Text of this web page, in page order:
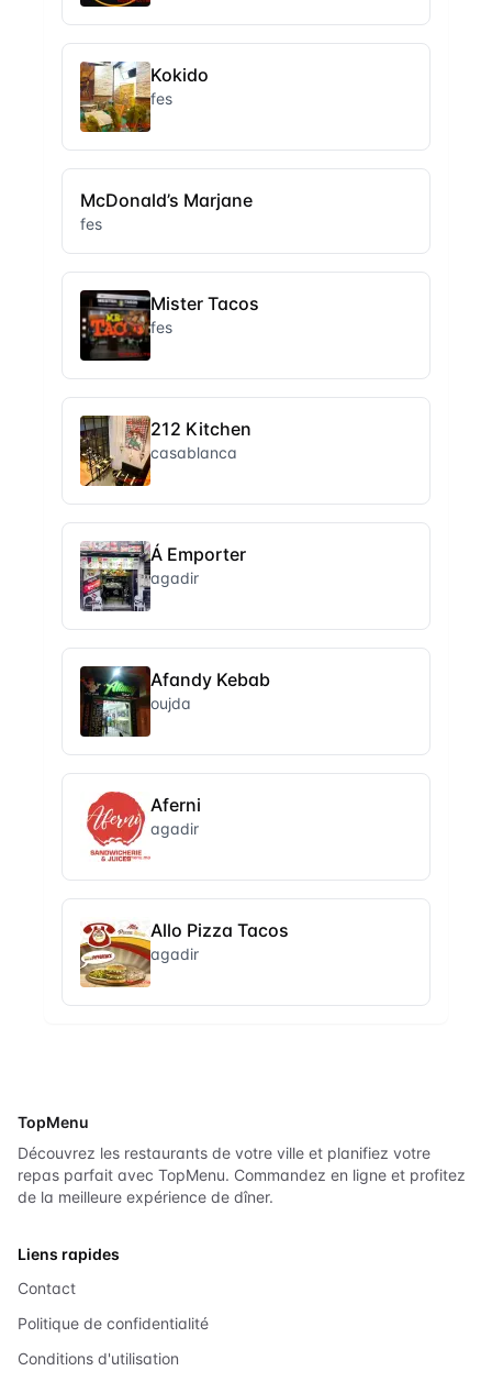
Kokido
fes
McDonald’s Marjane
fes
Mister Tacos
fes
212 Kitchen
casablanca
Á Emporter
agadir
Afandy Kebab
oujda
Aferni
agadir
Allo Pizza Tacos
agadir
TopMenu
Découvrez les restaurants de votre ville et planifiez votre
repas parfait avec TopMenu. Commandez en ligne et profitez
de la meilleure expérience de dîner.
Liens rapides
Contact
Politique de confidentialité
Conditions d'utilisation